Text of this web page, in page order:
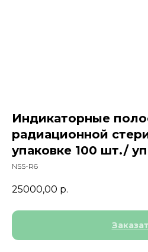
Индикаторные
радиационной
упаковке 100 шт./
NSS-R6
25000,00 р.